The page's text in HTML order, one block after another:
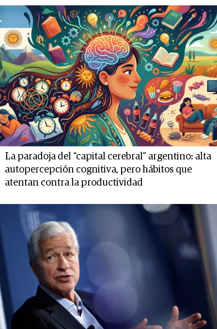
La paradoja del “capital cerebral” argentino: alta
autopercepción cognitiva, pero hábitos que
atentan contra la productividad